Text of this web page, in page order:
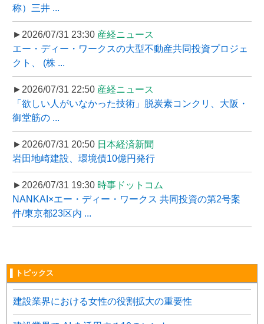
称）三井 ...
►2026/07/31 23:30 産経ニュース
エー・ディー・ワークスの大型不動産共同投資プロジェ
クト、 (株 ...
►2026/07/31 22:50 産経ニュース
「欲しい人がいなかった技術」脱炭素コンクリ、大阪・
御堂筋の ...
►2026/07/31 20:50 日本経済新聞
岩田地崎建設、環境債10億円発行
►2026/07/31 19:30 時事ドットコム
NANKAI×エー・ディー・ワークス 共同投資の第2号案
件/東京都23区内 ...
▌トピックス
建設業界における女性の役割拡大の重要性